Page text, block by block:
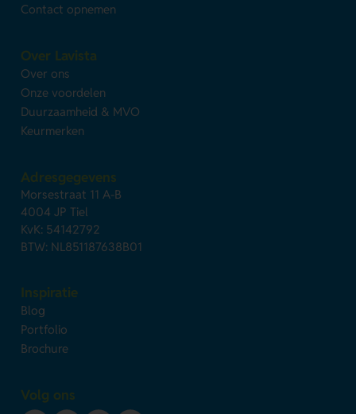
Contact opnemen
Over Lavista
Over ons
Onze voordelen
Duurzaamheid & MVO
Keurmerken
Adresgegevens
Morsestraat 11 A-B
4004 JP Tiel
KvK: 54142792
BTW: NL851187638B01
Inspiratie
Blog
Portfolio
Brochure
Volg ons